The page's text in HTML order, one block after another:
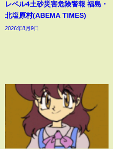
レベル4土砂災害危険警報 福島・
北塩原村(ABEMA TIMES)
2026年8月9日